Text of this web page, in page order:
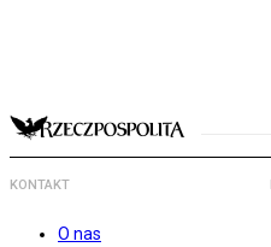
KONTAKT
O nas